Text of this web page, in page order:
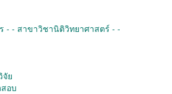
- - สาขาวิชานิติวิทยาศาสตร์ - -
ย
อบ